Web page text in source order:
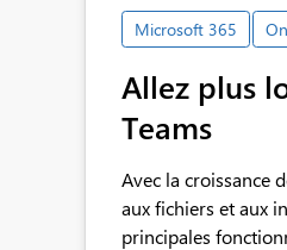
Microsoft 365
Allez plus
Teams
Avec la croissance
aux fichiers et aux
principales